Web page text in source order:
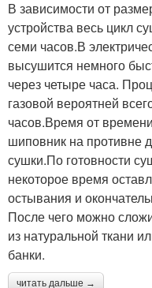
В зависимости от
устройства весь цикл
семи часов.В
высушится немного
через четыре часа.
газовой вероятней
часов.Время от
шиповник на противне
сушки.По готовности
некоторое время
остывания и
После чего можно
из натуральной ткани
банки.
читать дальше →